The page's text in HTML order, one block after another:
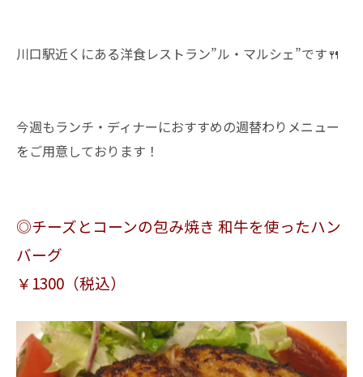
川口駅近くにある洋食レストラン”ル・マルシェ”です🍴
今週もランチ・ディナーにおすすめの週替わりメニュー
をご用意しております！
◎チーズとコーンの包み焼き 和牛を使ったハン
バーグ
￥1300（税込）